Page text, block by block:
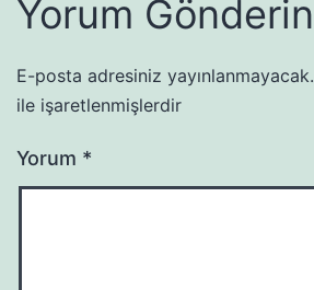
Yorum Gönderin
E-posta adresiniz yayınlanmayacak.
ile işaretlenmişlerdir
Yorum *